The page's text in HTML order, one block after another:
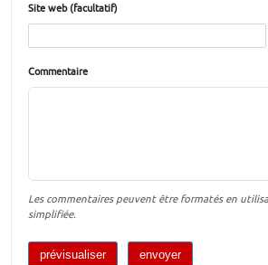
Site web (facultatif)
Commentaire
Les commentaires peuvent être formatés en
simplifiée.